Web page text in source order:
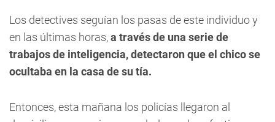
Los detectives seguían los pasas de este individuo y
en las últimas horas,a través de una serie de
trabajos de inteligencia, detectaron que el chico se
ocultaba en la casa de su tía.
Entonces, esta mañana los policías llegaron al